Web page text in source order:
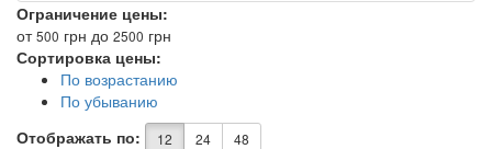
Ограничение цены:
от500 грн до 2500 грн
Сортировка цены:
По возрастанию
По убыванию
Отображать по:
12 24 48